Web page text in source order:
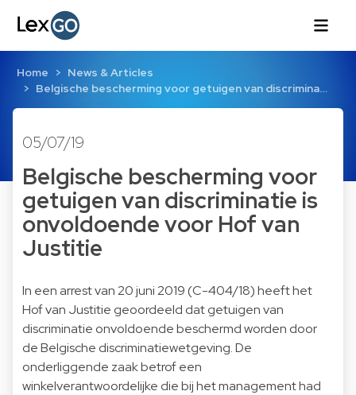
Home
News & Articles
Belgische bescherming voor getuigen van discrimina…
05/07/19
Belgische bescherming voor
getuigen van discriminatie is
onvoldoende voor Hof van
Justitie
In een arrest van 20 juni 2019 (C-404/18) heeft het
Hof van Justitie geoordeeld dat getuigen van
discriminatie onvoldoende beschermd worden door
de Belgische discriminatiewetgeving. De
onderliggende zaak betrof een
winkelverantwoordelijke die bij het management had